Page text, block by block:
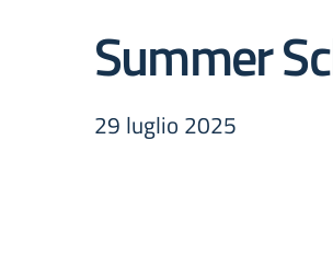
Summer
29 luglio 2025